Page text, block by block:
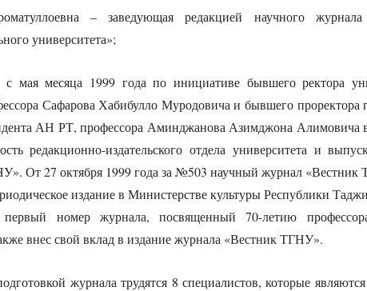
– заведующая редакцией научного
университета»;
с мая месяца 1999 года по инициативе бывшего ректора
Сафарова Хабибулло Муродовича и бывшего проректора
АН РТ, профессора Аминджанова Азимджона Алимовича
редакционно-издательского отдела университета и
От 27 октября 1999 года за №503 научный журнал
издание в Министерстве культуры Республики
номер журнала, посвященный 70-летию
внес свой вклад в издание журнала «Вестник ТГНУ».
журнала трудятся 8 специалистов, которые